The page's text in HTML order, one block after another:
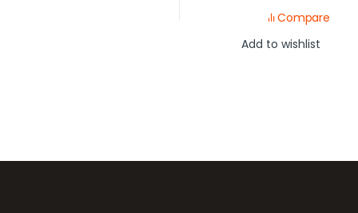
Compare
Add to wishlist